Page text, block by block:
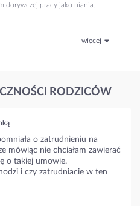
dorywczej pracy jako niania.
więcej
RODZICÓW
na
zawierać
w ten